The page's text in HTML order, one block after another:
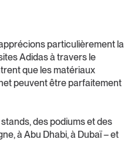
particulièrement la
Adidas à travers le
que les matériaux
peuvent être parfaitement
des podiums et des
à Abu Dhabi, à Dubaï – et